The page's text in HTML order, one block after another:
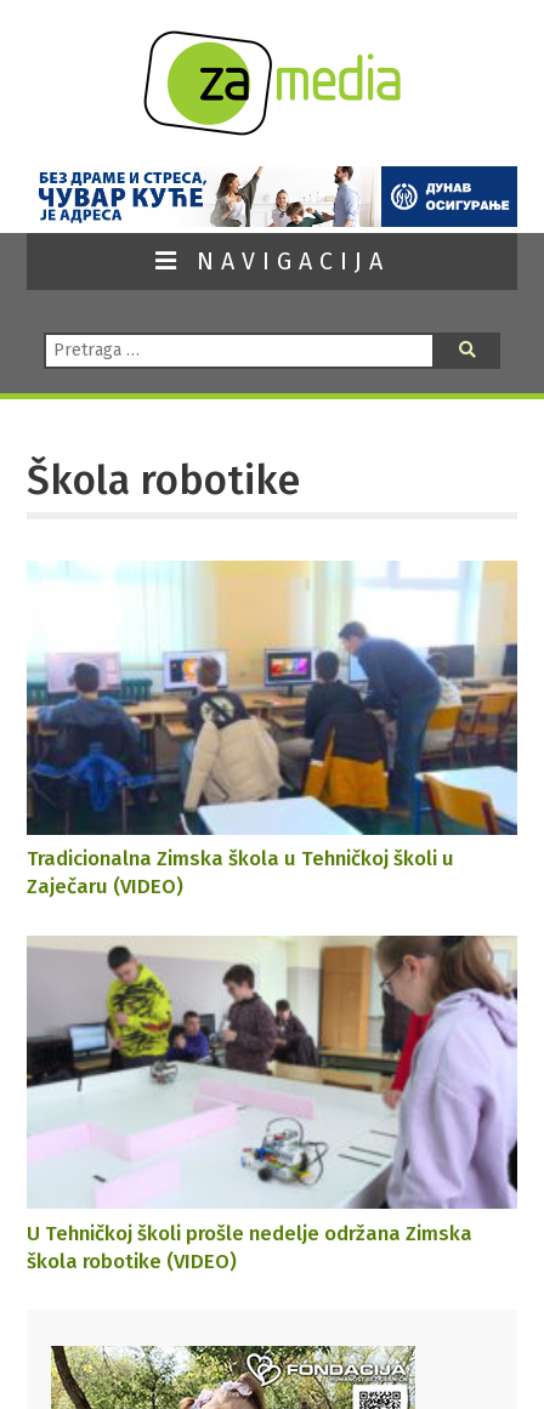
NAVIGACIJA
Pretraga:
Škola robotike
Tradicionalna Zimska škola u Tehničkoj školi u
Zaječaru (VIDEO)
U Tehničkoj školi prošle nedelje održana Zimska
škola robotike (VIDEO)